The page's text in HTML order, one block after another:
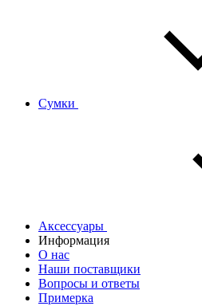
Сумки
Аксессуары
Информация
О нас
Наши поставщики
Вопросы и ответы
Примерка